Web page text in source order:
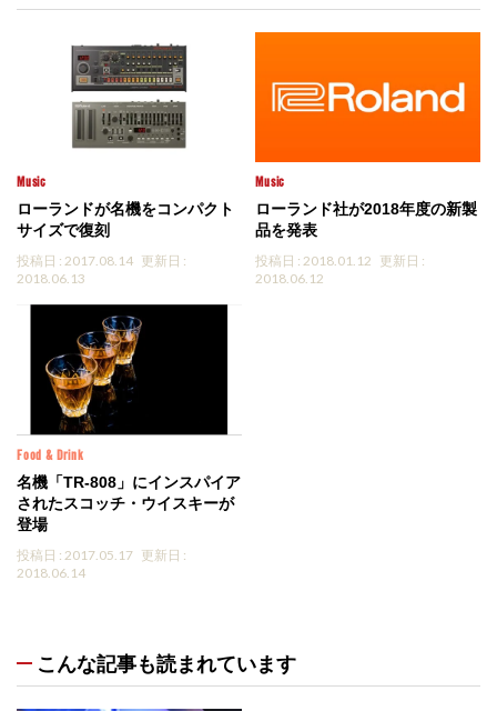
Music
ローランドが名機をコンパクト
サイズで復刻
投稿日 : 2017.08.14 更新日 :
2018.06.13
Music
ローランド社が2018年度の新製
品を発表
投稿日 : 2018.01.12 更新日 :
2018.06.12
Food & Drink
名機「TR-808」にインスパイア
されたスコッチ・ウイスキーが
登場
投稿日 : 2017.05.17 更新日 :
2018.06.14
こんな記事も読まれています